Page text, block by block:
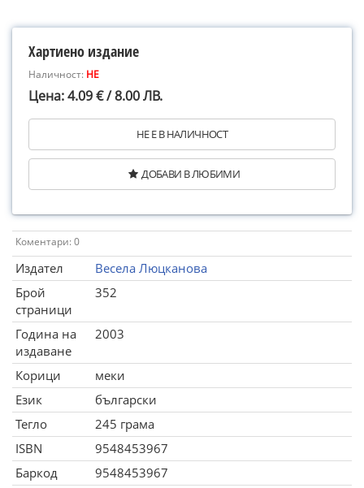
Хартиено издание
Наличност: НЕ
Цена: 4.09 € / 8.00 ЛВ.
НЕ Е В НАЛИЧНОСТ
ДОБАВИ В ЛЮБИМИ
Коментари: 0
Издател
Весела Люцканова
Брой
страници
352
Година на
издаване
2003
Корици
меки
Език
български
Тегло
245 грама
ISBN
9548453967
Баркод
9548453967